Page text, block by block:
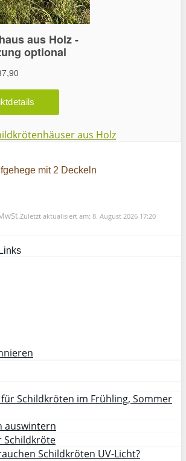
aus Holz
mit 2 Deckeln
Zuletzt aktualisiert am: 8. August 2026 17:20
Schildkröten im Frühling, Sommer
auswintern
Schildkröte
Schildkröten UV-Licht?